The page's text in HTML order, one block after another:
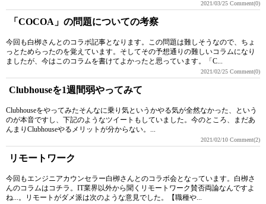
2021/03/25 Comment(0)
「COCOA」の問題についての考察
今回も白栁さんとのコラボ記事となります。この問題は難しそうなので、ちょ
っとためらったのを覚えています。そしてその予想通りの難しいコラムになり
ましたが、今はこのコラムを書けてよかったと思っています。「C...
2021/02/25 Comment(0)
Clubhouseを1週間弱やってみて
Clubhouseをやってみたそんなに乗り気というかやる気が全然なかった、という
のが本音ですし、下記のようなツイートもしていました。今のところ、まだあ
んまりClubhouseやるメリットが分からない。...
2021/02/10 Comment(2)
リモートワーク
今回もエンジニアカウンセラー白栁さんとのコラボ会となっています。白栁さ
んのコラムはコチラ。IT業界以外から聞くリモートワーク賛否両論なんですよ
ね...。リモートがダメ派は次のような意見でした。【職種や...